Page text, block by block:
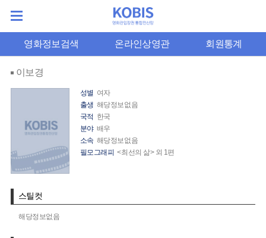
영화정보검색 온라인상영관 회원통계
이보경
성별 여자
출생 해당정보없음
국적 한국
분야 배우
소속 해당정보없음
필모그래피 <최선의 삶> 외 1편
스틸컷
해당정보없음